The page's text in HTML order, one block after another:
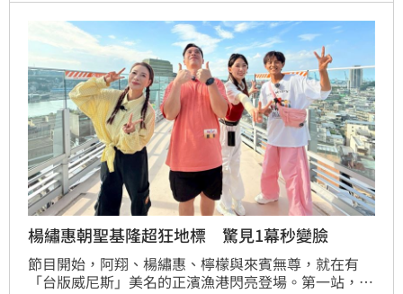
喜」，瞬間掀起關注。蔡佩伶報導
楊繡惠朝聖基隆超狂地標 驚見1幕秒變臉
節目開始，阿翔、楊繡惠、檸檬與來賓無尊，就在有
「台版威尼斯」美名的正濱漁港閃亮登場。第一站，阿